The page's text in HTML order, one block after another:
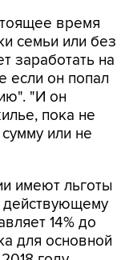
время
семьи или без
заработать на
если он попал
"И он
пока не
или не
имеют льготы
действующему
14% до
для основной